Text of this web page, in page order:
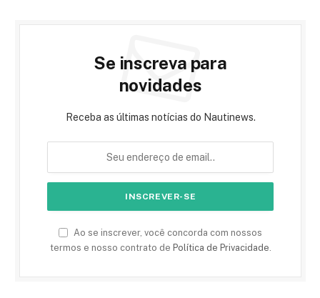
Se inscreva para
novidades
Receba as últimas notícias do Nautinews.
Ao se inscrever, você concorda com nossos
termos e nosso contrato de Política de Privacidade.